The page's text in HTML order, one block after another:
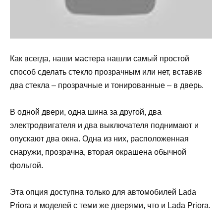
Как всегда, наши мастера нашли самый простой
способ сделать стекло прозрачным или нет, вставив
два стекла – прозрачные и тонированные – в дверь.
В одной двери, одна шина за другой, два
электродвигателя и два выключателя поднимают и
опускают два окна. Одна из них, расположенная
снаружи, прозрачна, вторая окрашена обычной
фольгой.
Эта опция доступна только для автомобилей Lada
Priora и моделей с теми же дверями, что и Lada Priora.